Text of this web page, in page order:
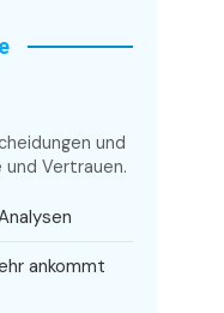
und
und Vertrauen.
ankommt